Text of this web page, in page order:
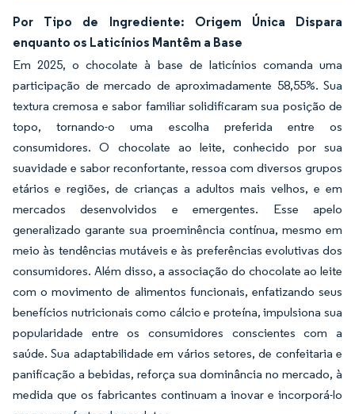
Por Tipo de Ingrediente: Origem Única Dispara
enquanto os Laticínios Mantêm a Base
Em 2025, o chocolate à base de laticínios comanda uma
participação de mercado de aproximadamente 58,55%. Sua
textura cremosa e sabor familiar solidificaram sua posição de
topo, tornando-o uma escolha preferida entre os
consumidores. O chocolate ao leite, conhecido por sua
suavidade e sabor reconfortante, ressoa com diversos grupos
etários e regiões, de crianças a adultos mais velhos, e em
mercados desenvolvidos e emergentes. Esse apelo
generalizado garante sua proeminência contínua, mesmo em
meio às tendências mutáveis e às preferências evolutivas dos
consumidores. Além disso, a associação do chocolate ao leite
com o movimento de alimentos funcionais, enfatizando seus
benefícios nutricionais como cálcio e proteína, impulsiona sua
popularidade entre os consumidores conscientes com a
saúde. Sua adaptabilidade em vários setores, de confeitaria e
panificação a bebidas, reforça sua dominância no mercado, à
medida que os fabricantes continuam a inovar e incorporá-lo